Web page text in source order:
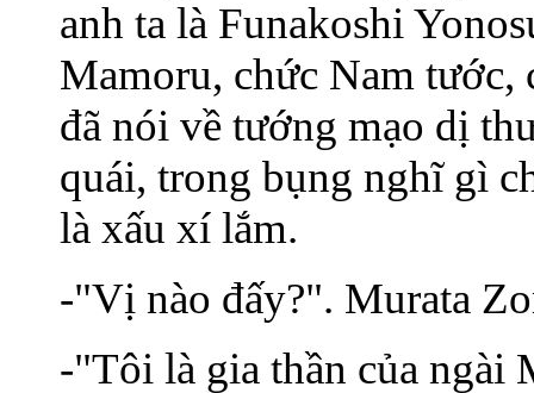
anh ta là Funakoshi
Mamoru, chức Nam tước,
đã nói về tướng mạo dị
quái, trong bụng nghĩ gì
là xấu xí lắm.
-"Vị nào đấy?". Murata
-"Tôi là gia thần của ngài